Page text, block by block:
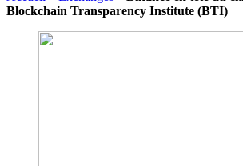
Blockchain Transparency Institute (BTI)